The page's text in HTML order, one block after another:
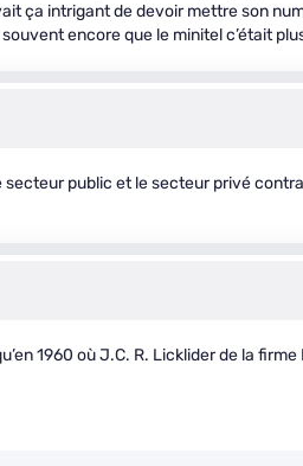
ça intrigant de devoir mettre son
encore que le minitel c’était
secteur public et le secteur privé
1960 où J.C. R. Licklider de la